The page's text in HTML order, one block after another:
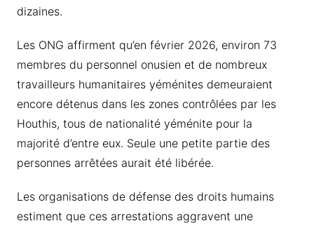
dizaines.
Les ONG affirment qu’en février 2026, environ 73
membres du personnel onusien et de nombreux
travailleurs humanitaires yéménites demeuraient
encore détenus dans les zones contrôlées par les
Houthis, tous de nationalité yéménite pour la
majorité d’entre eux. Seule une petite partie des
personnes arrêtées aurait été libérée.
Les organisations de défense des droits humains
estiment que ces arrestations aggravent une